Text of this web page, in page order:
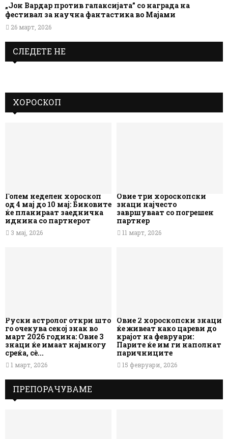
„Јон Вардар против галаксијата” со награда на
фестивал за научна фантастика во Мајами
26 март, 2026
СЛЕДЕТЕ НЕ
ХОРОСКОП
Голем неделен хороскоп
од 4 мај до 10 мај: Биковите
ќе планираат заедничка
иднина со партнерот
3 мај, 2026
Овие три хороскопски
знаци најчесто
завршуваат со погрешен
партнер
11 март, 2026
Руски астролог откри што
го очекува секој знак во
март 2026 година: Овие 3
знаци ќе имаат најмногу
среќа, сè...
1 март, 2026
Овие 2 хороскопски знаци
ќе живеат како цареви до
крајот на февруари:
Парите ќе им ги наполнат
паричниците
15 февруари, 2026
ПРЕПОРАЧУВАМЕ